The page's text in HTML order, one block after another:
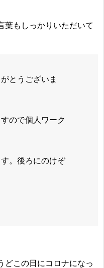
葉もしっかりいただいて
とうございま
ので個人ワーク
。後ろにのけぞ
どこの日にコロナになっ